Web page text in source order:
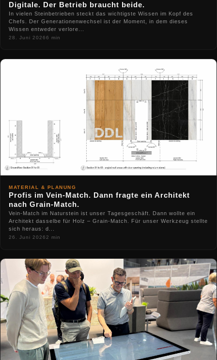
Digitale. Der Betrieb braucht beide.
In vielen Steinbetrieben steckt das wichtigste Wissen im Kopf des
Chefs. Der Generationenwechsel ist der Moment, in dem dieses
Wissen entweder verlore...
28. Juni 20266 min
MATERIAL & PLANUNG
Profis im Vein-Match. Dann fragte ein Architekt
nach Grain-Match.
Vein-Match im Naturstein ist unser Tagesgeschäft. Dann wollte ein
Architekt dasselbe für Holz – Grain-Match. Für unser Werkzeug stellte
sich heraus: d...
26. Juni 20262 min